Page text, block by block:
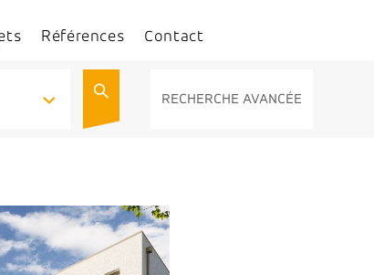
RECHERCHE AVANCÉE
Références Contact